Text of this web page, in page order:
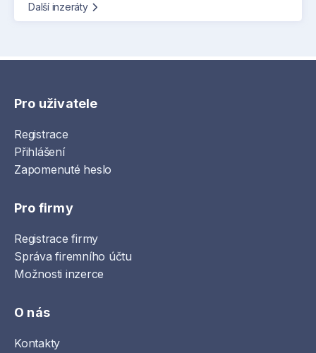
Další inzeráty
Pro uživatele
Registrace
Přihlášení
Zapomenuté heslo
Pro firmy
Registrace firmy
Správa firemního účtu
Možnosti inzerce
O nás
Kontakty